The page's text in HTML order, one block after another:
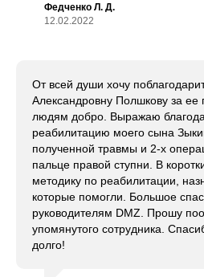
Федченко Л. Д.
12.02.2022
От всей души хочу
Александровну Полшкову за
людям добро. Выражаю
реабилитацию моего сына
полученной травмы и 2-х
пальце правой ступни. В
методику по реабилитации,
которые помогли. Большое
руководителям DMZ. Прошу
упомянутого сотрудника.
долго!